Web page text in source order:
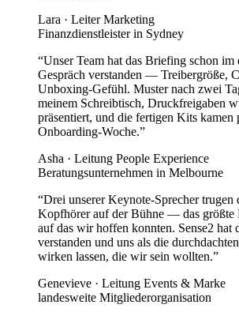
Lara · Leiter Marketing
Finanzdienstleister in Sydney
“Unser Team hat das Briefing schon im
Gespräch verstanden — Treibergröße,
Unboxing-Gefühl. Muster nach zwei
meinem Schreibtisch, Druckfreigaben
präsentiert, und die fertigen Kits kamen
Onboarding-Woche.”
Asha · Leitung People Experience
Beratungsunternehmen in Melbourne
“Drei unserer Keynote-Sprecher trugen
Kopfhörer auf der Bühne — das größte
auf das wir hoffen konnten. Sense2 hat
verstanden und uns als die
wirken lassen, die wir sein wollten.”
Genevieve · Leitung Events & Marke
landesweite Mitgliederorganisation